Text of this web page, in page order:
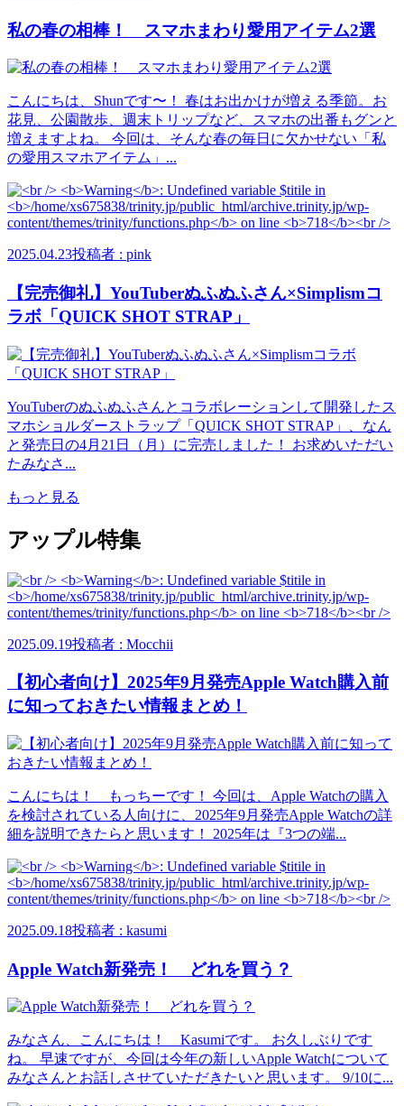
私の春の相棒！ スマホまわり愛用アイテム2選
こんにちは、Shunです〜！ 春はお出かけが増える季節。お
花見、公園散歩、週末トリップなど、スマホの出番もグンと
増えますよね。 今回は、そんな春の毎日に欠かせない「私
の愛用スマホアイテム」...
2025.04.23投稿者 : pink
【完売御礼】YouTuberぬふぬふさん×Simplismコ
ラボ「QUICK SHOT STRAP」
YouTuberのぬふぬふさんとコラボレーションして開発したス
マホショルダーストラップ「QUICK SHOT STRAP」、なん
と発売日の4月21日（月）に完売しました！ お求めいただい
たみなさ...
もっと見る
アップル特集
2025.09.19投稿者 : Mocchii
【初心者向け】2025年9月発売Apple Watch購入前
に知っておきたい情報まとめ！
こんにちは！ もっちーです！ 今回は、Apple Watchの購入
を検討されている人向けに、2025年9月発売Apple Watchの詳
細を説明できたらと思います！ 2025年は『3つの端...
2025.09.18投稿者 : kasumi
Apple Watch新発売！ どれを買う？
みなさん、こんにちは！ Kasumiです。 お久しぶりです
ね。 早速ですが、今回は今年の新しいApple Watchについて
みなさんとお話しさせていただきたいと思います。 9/10に...